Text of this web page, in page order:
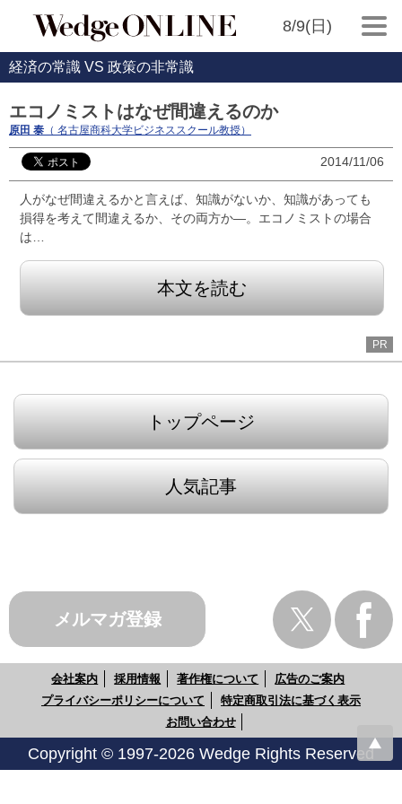
8/9(日)
経済の常識 VS 政策の非常識
エコノミストはなぜ間違えるのか
原田 泰 （ 名古屋商科大学ビジネススクール教授）
2014/11/06
人がなぜ間違えるかと言えば、知識がないか、知識があっても
損得を考えて間違えるか、その両方か―。エコノミストの場合
は…
本文を読む
PR
トップページ
人気記事
メルマガ登録
会社案内 採用情報 著作権について
広告のご案内
プライバシーポリシーについて
特定商取引法に基づく表示
お問い合わせ
Copyright © 1997-2026 Wedge Rights Reserved